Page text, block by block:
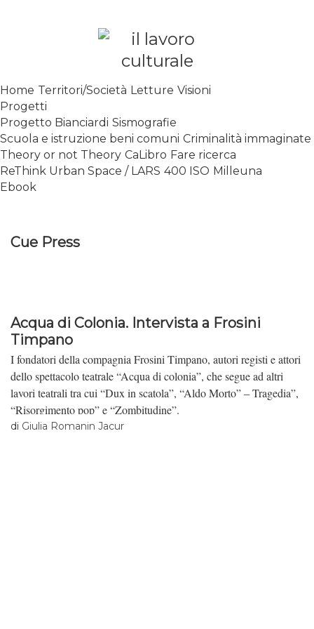
SPALANCARE LE FINESTRE DEI
CONTEMPORANEO
Home Territori/Società Letture Visioni
Progetti
Progetto Bianciardi Sismografie
Scuola e istruzione beni comuni Criminalità immaginate
Theory or not Theory CaLibro Fare ricerca
ReThink Urban Space / LARS 400 ISO Milleuna
Ebook
Cue Press
Acqua di Colonia. Intervista a Frosini
Timpano
I fondatori della compagnia Frosini Timpano, autori registi e attori
dello spettacolo teatrale “Acqua di colonia”, che segue ad altri
lavori teatrali tra cui “Dux in scatola”, “Aldo Morto” – Tragedia”,
“Risorgimento pop” e “Zombitudine”.
di Giulia Romanin Jacur